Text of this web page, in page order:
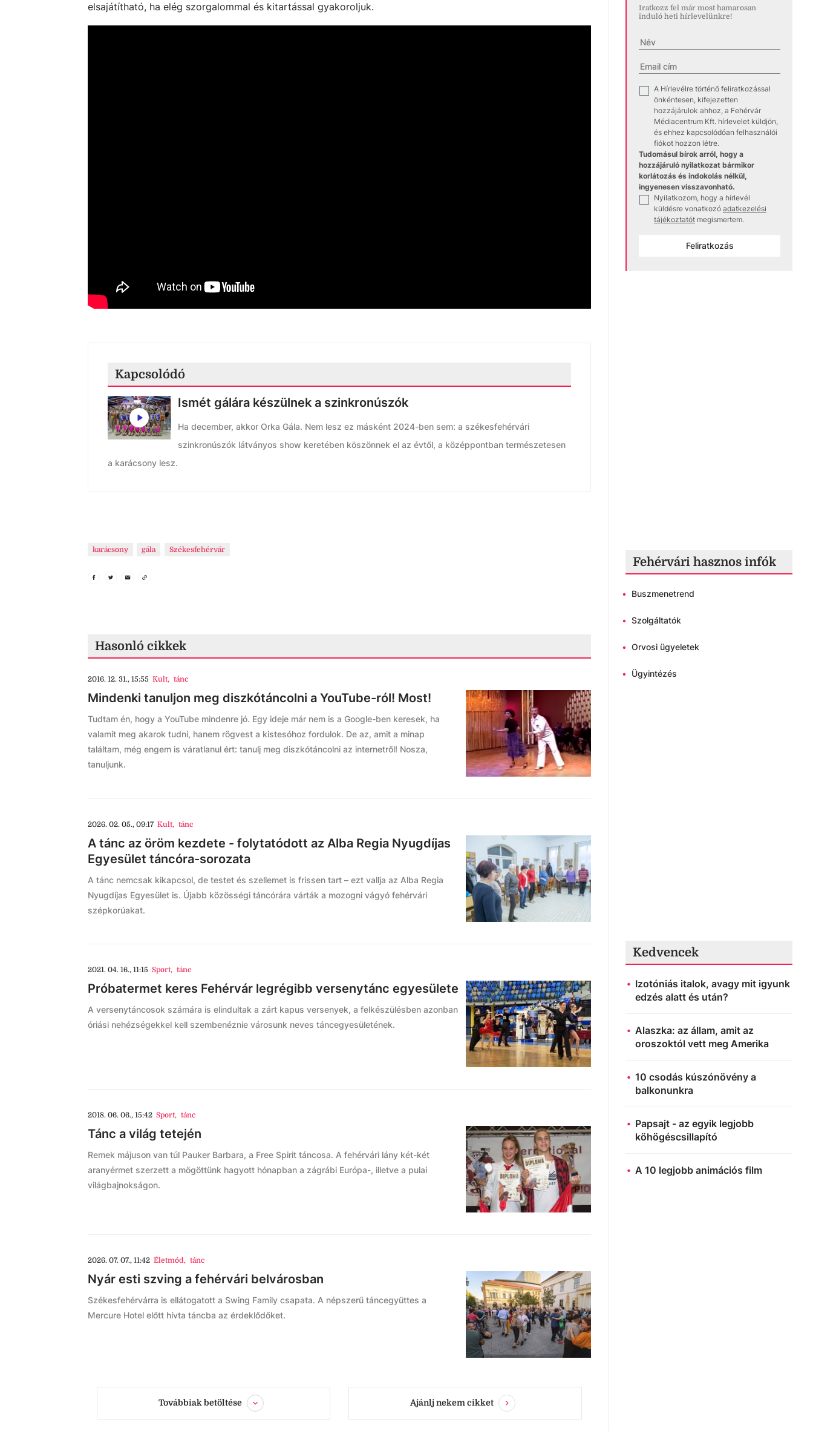
elsajátítható, ha elég szorgalommal és kitartással gyakoroljuk.
Kapcsolódó
Ismét gálára készülnek a szinkronúszók
Ha december, akkor Orka Gála. Nem lesz ez másként 2024-ben sem: a székesfehérvári
szinkronúszók látványos show keretében köszönnek el az évtől, a középpontban természetesen
a karácsony lesz.
karácsony gála Székesfehérvár
Hasonló cikkek
2016. 12. 31., 15:55 Kult, tánc
Mindenki tanuljon meg diszkótáncolni a YouTube-ról! Most!
Tudtam én, hogy a YouTube mindenre jó. Egy ideje már nem is a Google-ben keresek, ha
valamit meg akarok tudni, hanem rögvest a kistesóhoz fordulok. De az, amit a minap
találtam, még engem is váratlanul ért: tanulj meg diszkótáncolni az internetről! Nosza,
tanuljunk.
2026. 02. 05., 09:17 Kult, tánc
A tánc az öröm kezdete - folytatódott az Alba Regia Nyugdíjas
Egyesület táncóra-sorozata
A tánc nemcsak kikapcsol, de testet és szellemet is frissen tart – ezt vallja az Alba Regia
Nyugdíjas Egyesület is. Újabb közösségi táncórára várták a mozogni vágyó fehérvári
szépkorúakat.
2021. 04. 16., 11:15 Sport, tánc
Próbatermet keres Fehérvár legrégibb versenytánc egyesülete
A versenytáncosok számára is elindultak a zárt kapus versenyek, a felkészülésben azonban
óriási nehézségekkel kell szembenéznie városunk neves táncegyesületének.
2018. 06. 06., 15:42 Sport, tánc
Tánc a világ tetején
Remek májuson van túl Pauker Barbara, a Free Spirit táncosa. A fehérvári lány két-két
aranyérmet szerzett a mögöttünk hagyott hónapban a zágrábi Európa-, illetve a pulai
világbajnokságon.
2026. 07. 07., 11:42 Életmód, tánc
Nyár esti szving a fehérvári belvárosban
Székesfehérvárra is ellátogatott a Swing Family csapata. A népszerű táncegyüttes a
Mercure Hotel előtt hívta táncba az érdeklődőket.
Továbbiak betöltése Ajánlj nekem cikket
Iratkozz fel már most hamarosan
induló heti hírlevelünkre!
A Hírlevélre történő feliratkozással
önkéntesen, kifejezetten
hozzájárulok ahhoz, a Fehérvár
Médiacentrum Kft. hírlevelet küldjön,
és ehhez kapcsolódóan felhasználói
fiókot hozzon létre.
Tudomásul bírok arról, hogy a
hozzájáruló nyilatkozat bármikor
korlátozás és indokolás nélkül,
ingyenesen visszavonható.
Nyilatkozom, hogy a hírlevél
küldésre vonatkozó adatkezelési
tájékoztatót megismertem.
Feliratkozás
Fehérvári hasznos infók
• Buszmenetrend
• Szolgáltatók
• Orvosi ügyeletek
• Ügyintézés
Kedvencek
Izotóniás italok, avagy mit igyunk
edzés alatt és után?
Alaszka: az állam, amit az
oroszoktól vett meg Amerika
10 csodás kúszónövény a
balkonunkra
Papsajt - az egyik legjobb
köhögéscsillapító
A 10 legjobb animációs film